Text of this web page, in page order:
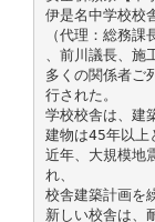
伊是名中学校校
（代理：総務課
、前川議長、施
多くの関係者ご
行された。
学校校舎は、建
建物は45年以上
近年、大規模地
れ、
校舎建築計画を
新しい校舎は、